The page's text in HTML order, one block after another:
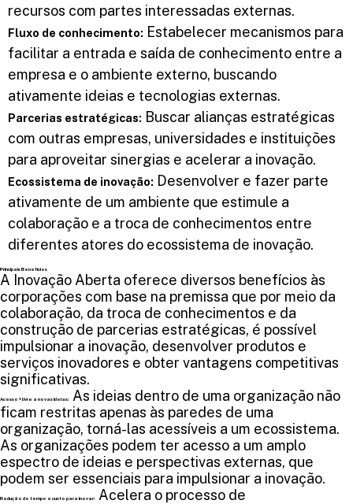
recursos com partes interessadas externas.
Fluxo de conhecimento: Estabelecer mecanismos para
facilitar a entrada e saída de conhecimento entre a
empresa e o ambiente externo, buscando
ativamente ideias e tecnologias externas.
Parcerias estratégicas: Buscar alianças estratégicas
com outras empresas, universidades e instituições
para aproveitar sinergias e acelerar a inovação.
Ecossistema de inovação: Desenvolver e fazer parte
ativamente de um ambiente que estimule a
colaboração e a troca de conhecimentos entre
diferentes atores do ecossistema de inovação.
Principais Benefícios
A Inovação Aberta oferece diversos benefícios às
corporações com base na premissa que por meio da
colaboração, da troca de conhecimentos e da
construção de parcerias estratégicas, é possível
impulsionar a inovação, desenvolver produtos e
serviços inovadores e obter vantagens competitivas
significativas.
Acesso + livre a novas ideias:
As ideias dentro de uma organização não
ficam restritas apenas às paredes de uma
organização, torná-las acessíveis a um ecossistema.
As organizações podem ter acesso a um amplo
espectro de ideias e perspectivas externas, que
podem ser essenciais para impulsionar a inovação.
Redução do tempo e custo para inovar:
Acelera o processo de